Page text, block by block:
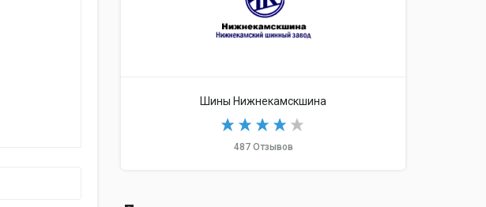
Шины Нижнекамскшина
487 Отзывов